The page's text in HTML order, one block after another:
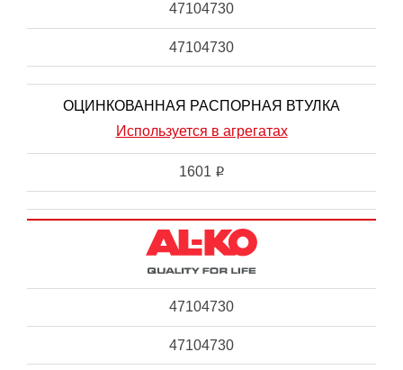
47104730
47104730
ОЦИНКОВАННАЯ РАСПОРНАЯ ВТУЛКА
Используется в агрегатах
1601 i
47104730
47104730